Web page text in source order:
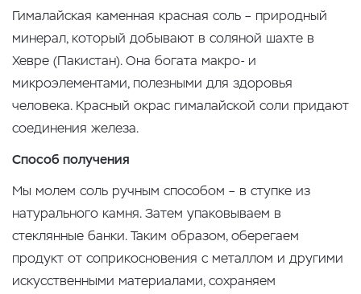
Гималайская каменная красная соль – природный
минерал, который добывают в соляной шахте в
Хевре (Пакистан). Она богата макро- и
микроэлементами, полезными для здоровья
человека. Красный окрас гималайской соли придают
соединения железа.
Способ получения
Мы молем соль ручным способом – в ступке из
натурального камня. Затем упаковываем в
стеклянные банки. Таким образом, оберегаем
продукт от соприкосновения с металлом и другими
искусственными материалами, сохраняем